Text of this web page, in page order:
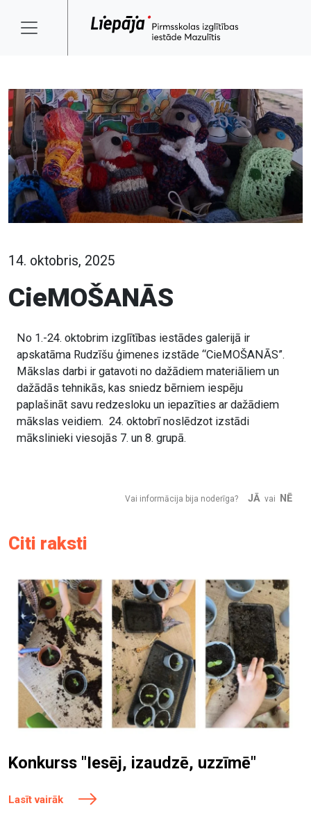
14. oktobris, 2025
CieMOŠANĀS
No 1.-24. oktobrim izglītības iestādes galerijā ir
apskatāma Rudzīšu ģimenes izstāde “CieMOŠANĀS”.
Mākslas darbi ir gatavoti no dažādiem materiāliem un
dažādās tehnikās, kas sniedz bērniem iespēju
paplašināt savu redzesloku un iepazīties ar dažādiem
mākslas veidiem. 24. oktobrī noslēdzot izstādi
mākslinieki viesojās 7. un 8. grupā.
Vai informācija bija noderīga? JĀ vai NĒ
Citi raksti
Konkurss "Iesēj, izaudzē, uzzīmē"
Lasīt vairāk